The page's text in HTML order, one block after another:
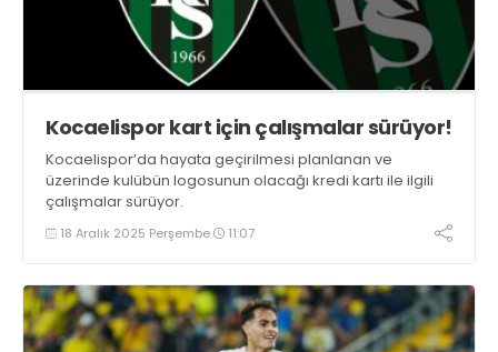
Kocaelispor kart için çalışmalar sürüyor!
Kocaelispor’da hayata geçirilmesi planlanan ve
üzerinde kulübün logosunun olacağı kredi kartı ile ilgili
çalışmalar sürüyor.
18 Aralık 2025 Perşembe 11:07